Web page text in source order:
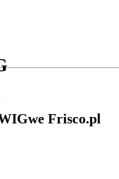
we Frisco.pl